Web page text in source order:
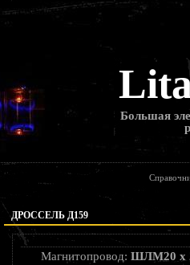
Большая
ДРОССЕЛЬ Д159
Магнитопровод: ШЛМ20 х